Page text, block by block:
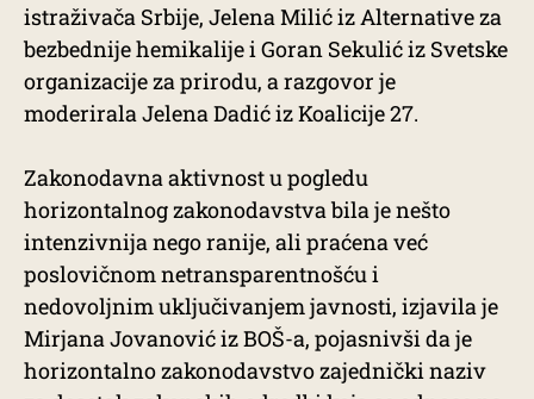
istraživača Srbije, Jelena Milić iz Alternative za
bezbednije hemikalije i Goran Sekulić iz Svetske
organizacije za prirodu, a razgovor je
moderirala Jelena Dadić iz Koalicije 27.
Zakonodavna aktivnost u pogledu
horizontalnog zakonodavstva bila je nešto
intenzivnija nego ranije, ali praćena već
poslovičnom netransparentnošću i
nedovoljnim uključivanjem javnosti, izjavila je
Mirjana Jovanović iz BOŠ-a, pojasnivši da je
horizontalno zakonodavstvo zajednički naziv